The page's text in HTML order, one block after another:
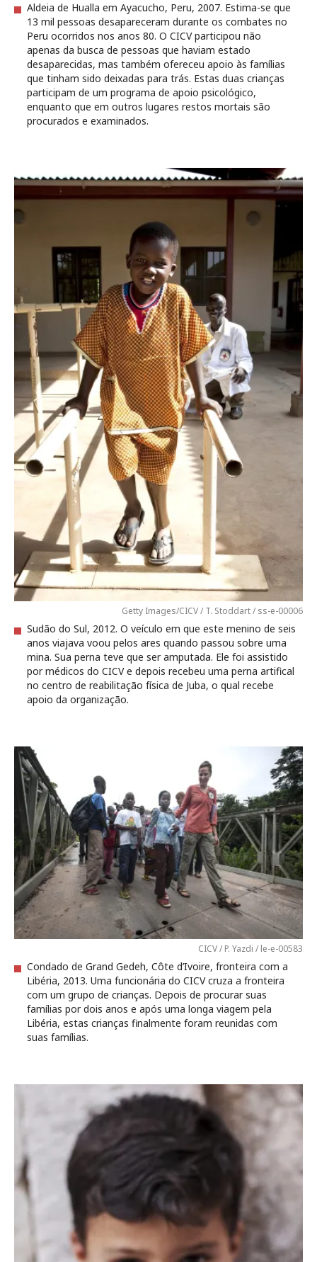
Aldeia de Hualla em Ayacucho, Peru, 2007. Estima-se que
13 mil pessoas desapareceram durante os combates no
Peru ocorridos nos anos 80. O CICV participou não
apenas da busca de pessoas que haviam estado
desaparecidas, mas também ofereceu apoio às famílias
que tinham sido deixadas para trás. Estas duas crianças
participam de um programa de apoio psicológico,
enquanto que em outros lugares restos mortais são
procurados e examinados.
Getty Images/CICV / T. Stoddart / ss-e-00006
Sudão do Sul, 2012. O veículo em que este menino de seis
anos viajava voou pelos ares quando passou sobre uma
mina. Sua perna teve que ser amputada. Ele foi assistido
por médicos do CICV e depois recebeu uma perna artifical
no centro de reabilitação física de Juba, o qual recebe
apoio da organização.
CICV / P. Yazdi / le-e-00583
Condado de Grand Gedeh, Côte d’Ivoire, fronteira com a
Libéria, 2013. Uma funcionária do CICV cruza a fronteira
com um grupo de crianças. Depois de procurar suas
famílias por dois anos e após uma longa viagem pela
Libéria, estas crianças finalmente foram reunidas com
suas famílias.